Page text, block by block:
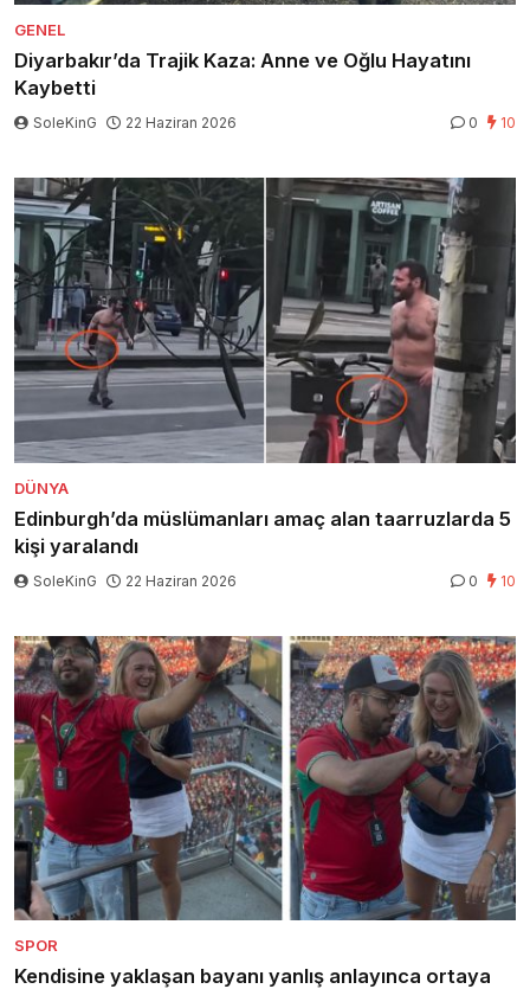
GENEL
Diyarbakır’da Trajik Kaza: Anne ve Oğlu Hayatını
Kaybetti
SoleKinG 22 Haziran 2026 0 10
DÜNYA
Edinburgh’da müslümanları amaç alan taarruzlarda 5
kişi yaralandı
SoleKinG 22 Haziran 2026 0 10
SPOR
Kendisine yaklaşan bayanı yanlış anlayınca ortaya